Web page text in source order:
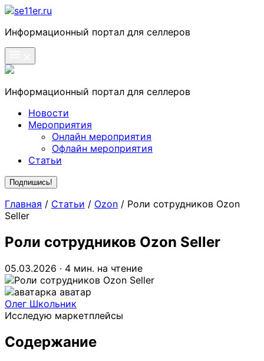
Skip
content
Информационный портал для селлеров
Информационный портал для селлеров
Новости
Мероприятия
Онлайн мероприятия
Офлайн мероприятия
Статьи
Подпишись!
Главная / Статьи / Ozon / Роли сотрудников Ozon
Seller
Роли сотрудников Ozon Seller
05.03.2026 · 4 мин. на чтение
Олег Школьник
Исследую маркетплейсы
Содержание